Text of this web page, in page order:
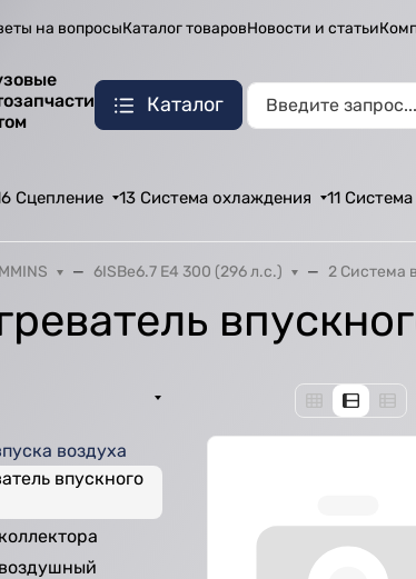
на вопросыКаталог товаровНовости и статьи
Каталог
Сцепление 13 Система охлаждения 11
6ISBe6.7 E4 300 (296 л.с.) 2 Система
воздуха
впускного